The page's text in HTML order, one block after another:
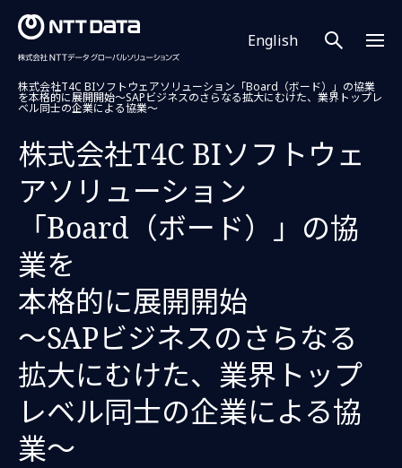
English
株式会社T4C BIソフトウェアソリューション「Board（ボード）」の協業
を本格的に展開開始～SAPビジネスのさらなる拡大にむけた、業界トップレ
ベル同士の企業による協業～
株式会社T4C BIソフトウェ
アソリューション
「Board（ボード）」の協
業を
本格的に展開開始
～SAPビジネスのさらなる
拡大にむけた、業界トップ
レベル同士の企業による協
業～